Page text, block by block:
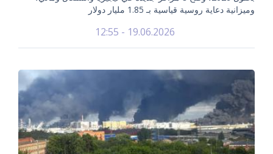
وميزانية دعاية روسية قياسية بـ 1.85 مليار دولار
19.06.2026 - 12:55